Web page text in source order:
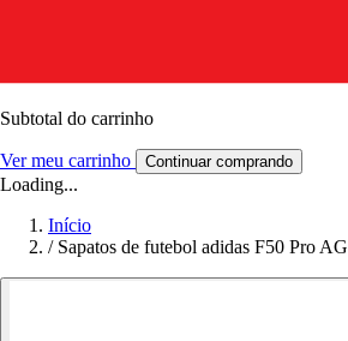
Subtotal do carrinho
Ver meu carrinho Continuar comprando
Loading...
Início
/ Sapatos de futebol adidas F50 Pro AG